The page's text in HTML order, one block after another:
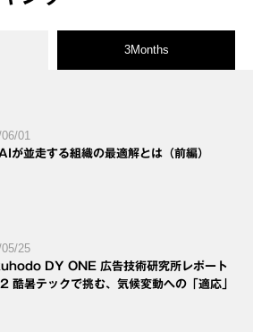
3Months
01
が並走する組織の最適解とは（前編）
25
DY ONE 広告技術研究所レポート
酷暑テックで挑む、気候変動への「適応」